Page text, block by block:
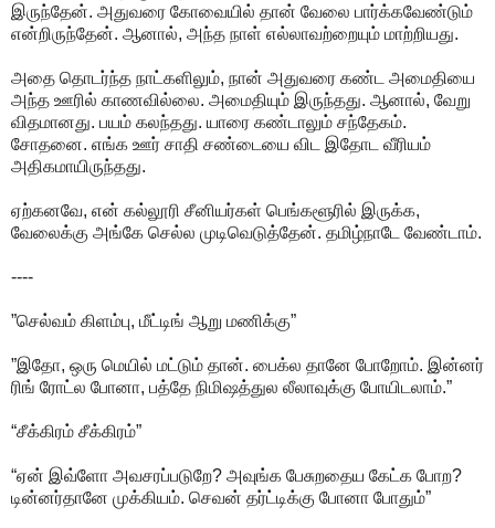
இருந்தேன். அதுவரை கோவையில் தான் வேலை பார்க்கவேண்டும்
என்றிருந்தேன். ஆனால், அந்த நாள் எல்லாவற்றையும் மாற்றியது.
அதை தொடர்ந்த நாட்களிலும், நான் அதுவரை கண்ட அமைதியை
அந்த ஊரில் காணவில்லை. அமைதியும் இருந்தது. ஆனால், வேறு
விதமானது. பயம் கலந்தது. யாரை கண்டாலும் சந்தேகம்.
சோதனை. எங்க ஊர் சாதி சண்டையை விட இதோட வீரியம்
அதிகமாயிருந்தது.
ஏற்கனவே, என் கல்லூரி சீனியர்கள் பெங்களூரில் இருக்க,
வேலைக்கு அங்கே செல்ல முடிவெடுத்தேன். தமிழ்நாடே வேண்டாம்.
----
”செல்வம் கிளம்பு, மீட்டிங் ஆறு மணிக்கு”
”இதோ, ஒரு மெயில் மட்டும் தான். பைக்ல தானே போறோம். இன்னர்
ரிங் ரோட்ல போனா, பத்தே நிமிஷத்துல லீலாவுக்கு போயிடலாம்.”
“சீக்கிரம் சீக்கிரம்”
“ஏன் இவ்ளோ அவசரப்படுறே? அவுங்க பேசுறதைய கேட்க போற?
டின்னர்தானே முக்கியம். செவன் தர்ட்டிக்கு போனா போதும்”